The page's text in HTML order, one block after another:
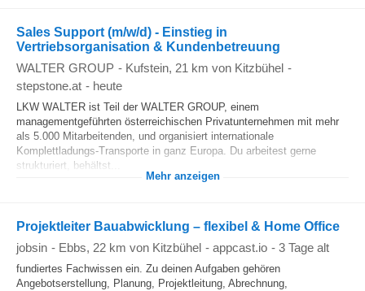
Sales Support (m/w/d) - Einstieg in
Vertriebsorganisation & Kundenbetreuung
WALTER GROUP - Kufstein, 21 km von Kitzbühel -
stepstone.at - heute
LKW WALTER ist Teil der WALTER GROUP, einem
managementgeführten österreichischen Privatunternehmen mit mehr
als 5.000 Mitarbeitenden, und organisiert internationale
Komplettladungs-Transporte in ganz Europa. Du arbeitest gerne
strukturiert, behältst...
Mehr anzeigen
Projektleiter Bauabwicklung – flexibel & Home Office
jobsin - Ebbs, 22 km von Kitzbühel - appcast.io - 3 Tage alt
fundiertes Fachwissen ein. Zu deinen Aufgaben gehören
Angebotserstellung, Planung, Projektleitung, Abrechnung,